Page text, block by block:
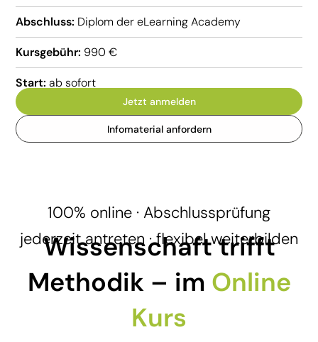
Abschluss: Diplom der eLearning Academy
Kursgebühr: 990 €
Start: ab sofort
Jetzt anmelden
Infomaterial anfordern
100% online · Abschlussprüfung
jederzeit antreten · flexibel weiterbilden
Wissenschaft trifft
Methodik – im Online
Kurs